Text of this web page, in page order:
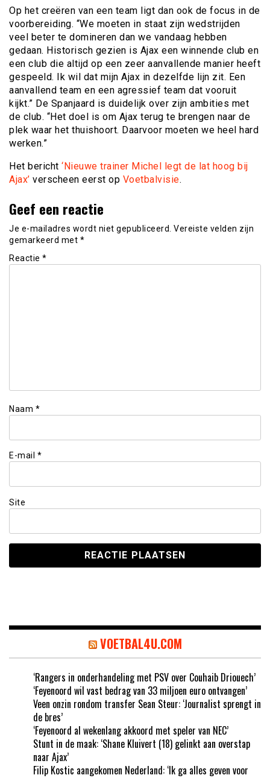
Op het creëren van een team ligt dan ook de focus in de
voorbereiding. “We moeten in staat zijn wedstrijden
veel beter te domineren dan we vandaag hebben
gedaan. Historisch gezien is Ajax een winnende club en
een club die altijd op een zeer aanvallende manier heeft
gespeeld. Ik wil dat mijn Ajax in dezelfde lijn zit. Een
aanvallend team en een agressief team dat vooruit
kijkt.” De Spanjaard is duidelijk over zijn ambities met
de club. “Het doel is om Ajax terug te brengen naar de
plek waar het thuishoort. Daarvoor moeten we heel hard
werken.”
Het bericht ‘Nieuwe trainer Michel legt de lat hoog bij
Ajax’ verscheen eerst op Voetbalvisie.
Geef een reactie
Je e-mailadres wordt niet gepubliceerd. Vereiste velden zijn
gemarkeerd met *
Reactie *
Naam *
E-mail *
Site
VOETBAL4U.COM
‘Rangers in onderhandeling met PSV over Couhaib Driouech’
‘Feyenoord wil vast bedrag van 33 miljoen euro ontvangen’
Veen onzin rondom transfer Sean Steur: ‘Journalist sprengt in
de bres’
‘Feyenoord al wekenlang akkoord met speler van NEC’
Stunt in de maak: ‘Shane Kluivert (18) gelinkt aan overstap
naar Ajax’
Filip Kostic aangekomen Nederland: ‘Ik ga alles geven voor